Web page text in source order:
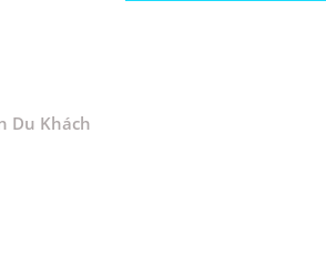
Du Khách